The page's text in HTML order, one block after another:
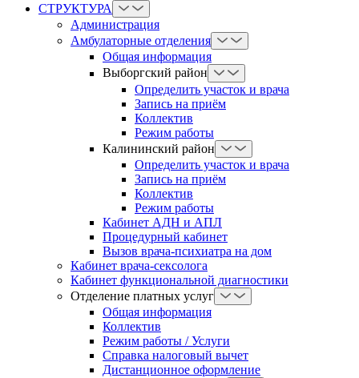
СТРУКТУРА
Администрация
Амбулаторные отделения
Общая информация
Выборгский район
Определить участок и врача
Запись на приём
Коллектив
Режим работы
Калининский район
Определить участок и врача
Запись на приём
Коллектив
Режим работы
Кабинет АДН и АПЛ
Процедурный кабинет
Вызов врача-психиатра на дом
Кабинет врача-сексолога
Кабинет функциональной диагностики
Отделение платных услуг
Общая информация
Коллектив
Режим работы / Услуги
Справка налоговый вычет
Дистанционное оформление